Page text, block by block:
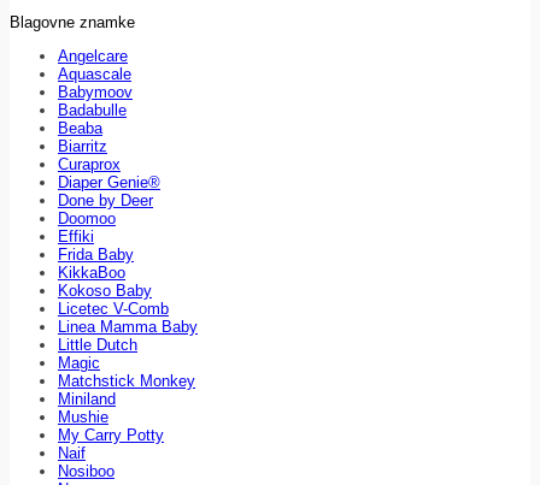
Blagovne znamke
Angelcare
Aquascale
Babymoov
Badabulle
Beaba
Biarritz
Curaprox
Diaper Genie®
Done by Deer
Doomoo
Effiki
Frida Baby
KikkaBoo
Kokoso Baby
Licetec V-Comb
Linea Mamma Baby
Little Dutch
Magic
Matchstick Monkey
Miniland
Mushie
My Carry Potty
Naif
Nosiboo